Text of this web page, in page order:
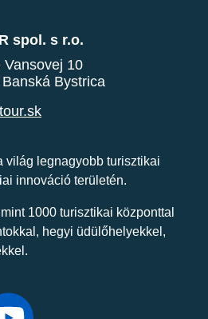
spol. s r.o.
Vansovej 10
Bystrica
világ legnagyobb turisztikai
innováció területén.
1000 turisztikai központtal
hegyi üdülőhelyekkel,